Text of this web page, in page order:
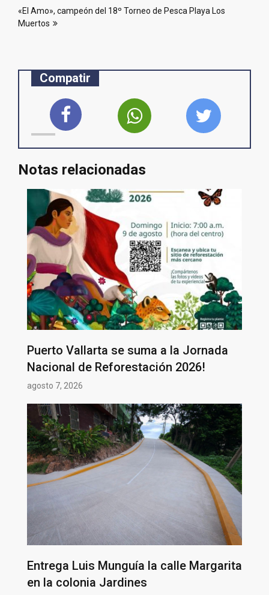
entradas
«El Amo», campeón del 18º Torneo de Pesca Playa Los
Muertos
Compatir
Notas relacionadas
Puerto Vallarta se suma a la Jornada
Nacional de Reforestación 2026!
agosto 7, 2026
Entrega Luis Munguía la calle Margarita
en la colonia Jardines